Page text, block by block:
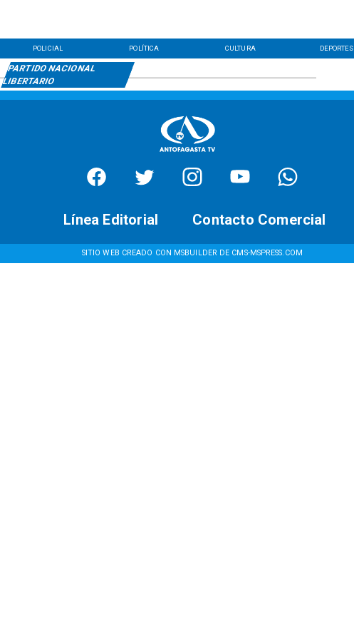
POLICIAL POLÍTICA CULTURA DEPORTES
PARTIDO NACIONAL
LIBERTARIO
SITIO WEB CREADO CON MSBUILDER DE CMS-MSPRESS.COM
Contacto Comercial
Línea Editorial